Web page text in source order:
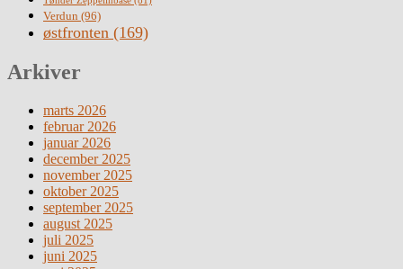
Verdun (96)
østfronten (169)
Arkiver
marts 2026
februar 2026
januar 2026
december 2025
november 2025
oktober 2025
september 2025
august 2025
juli 2025
juni 2025